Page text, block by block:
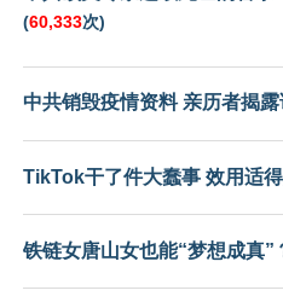
(60,333次)
中共销毁疫情资料 亲历者揭
TikTok干了件大蠢事 效用适
铁链女唐山女也能“梦想成真”